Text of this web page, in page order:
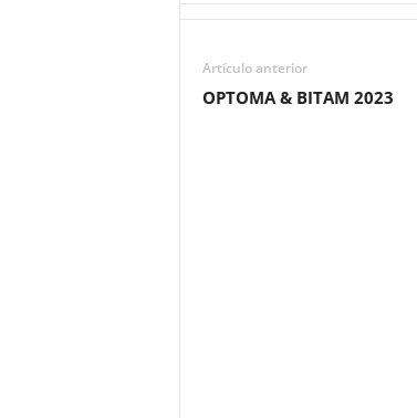
Artículo anterior
OPTOMA & BITAM 2023